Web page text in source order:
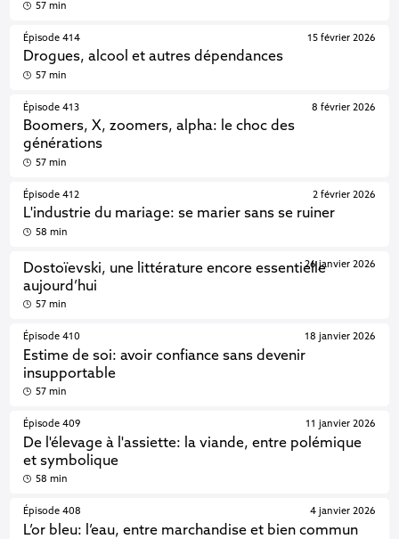
57 min
Épisode 414
Drogues, alcool et autres dépendances
15 février 2026
57 min
Épisode 413
Boomers, X, zoomers, alpha: le choc des
générations
8 février 2026
57 min
Épisode 412
L'industrie du mariage: se marier sans se ruiner
2 février 2026
58 min
Dostoïevski, une littérature encore essentielle
aujourd’hui
26 janvier 2026
57 min
Épisode 410
Estime de soi: avoir confiance sans devenir
insupportable
18 janvier 2026
57 min
Épisode 409
De l'élevage à l'assiette: la viande, entre polémique
et symbolique
11 janvier 2026
58 min
Épisode 408
L’or bleu: l’eau, entre marchandise et bien commun
4 janvier 2026